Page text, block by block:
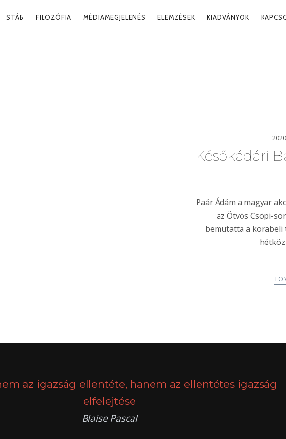
STÁB FILOZÓFIA MÉDIAMEGJELENÉS ELEMZÉSEK KIADVÁNYOK
Későkádári
Paár Ádám a magyar
az Ötvös Csöpi-
bemutatta a korabeli
az igazság ellentéte, hanem az ellentétes igazság
elfelejtése
Blaise Pascal